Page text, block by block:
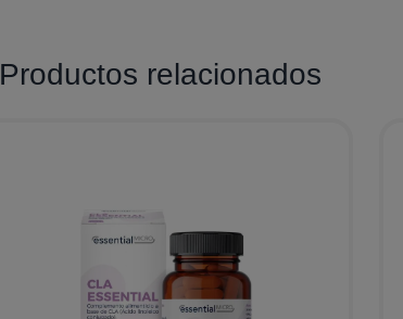
Productos relacionados